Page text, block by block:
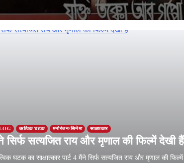
21 August 2025
ऋत्विक घटक मनोरंजन/सिनेमा साक्षात्कार
सिर्फ सत्यजित राय और मृणाल की फिल्में देखी हैं
घटक का साक्षात्कार पार्ट 4 मैंने सिर्फ सत्यजित राय और मृणाल की फिल्में